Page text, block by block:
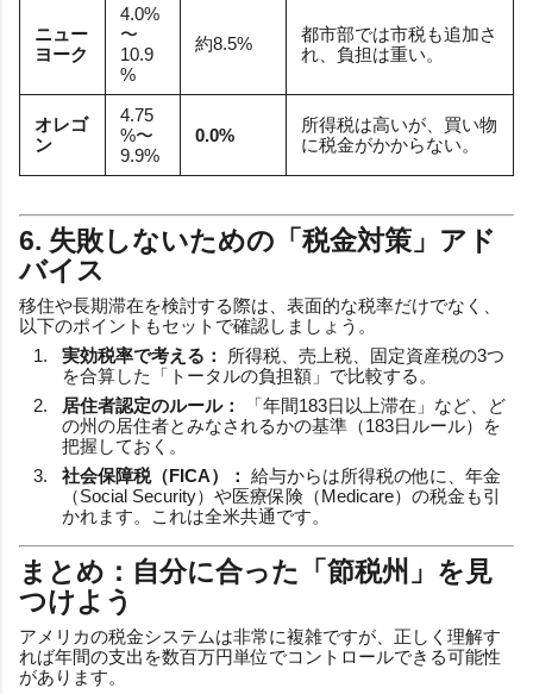
ニュー
ヨーク
4.0%
〜
10.9
%
約8.5%
都市部では市税も追加さ
れ、負担は重い。
オレゴ
ン
4.75
%〜
9.9%
0.0%
所得税は高いが、買い物
に税金がかからない。
6. 失敗しないための「税金対策」アド
バイス
移住や長期滞在を検討する際は、表面的な税率だけでなく、
以下のポイントもセットで確認しましょう。
実効税率で考える：
所得税、売上税、固定資産税の3つ
を合算した「トータルの負担額」で比較する。
居住者認定のルール：
「年間183日以上滞在」など、ど
の州の居住者とみなされるかの基準（183日ルール）を
把握しておく。
社会保障税（FICA）： 給与からは所得税の他に、年金
（Social Security）や医療保険（Medicare）の税金も引
かれます。これは全米共通です。
まとめ：自分に合った「節税州」を見
つけよう
アメリカの税金システムは非常に複雑ですが、正しく理解す
れば年間の支出を数百万円単位でコントロールできる可能性
があります。